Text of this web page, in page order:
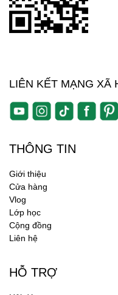
LIÊN KẾT MẠNG XÃ
THÔNG TIN
Giới thiệu
Cửa hàng
Vlog
Lớp học
Cộng đồng
Liên hệ
HỖ TRỢ